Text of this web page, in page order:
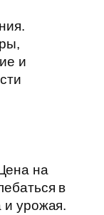
и
на
в
и урожая.